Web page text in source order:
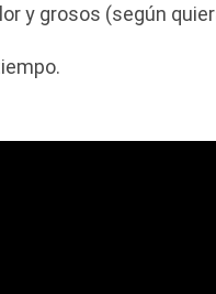
y grosos (según